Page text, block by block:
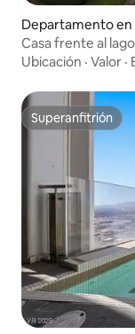
Departamento en
Casa frente al
parejas
Ubicación · Valor ·
Superanfitrión
Superanfitrión